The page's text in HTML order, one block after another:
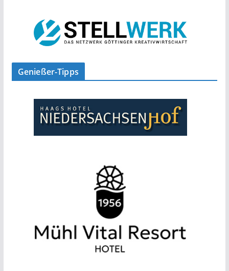
Genießer-Tipps